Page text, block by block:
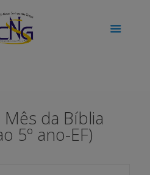
da Bíblia
5º ano-EF)